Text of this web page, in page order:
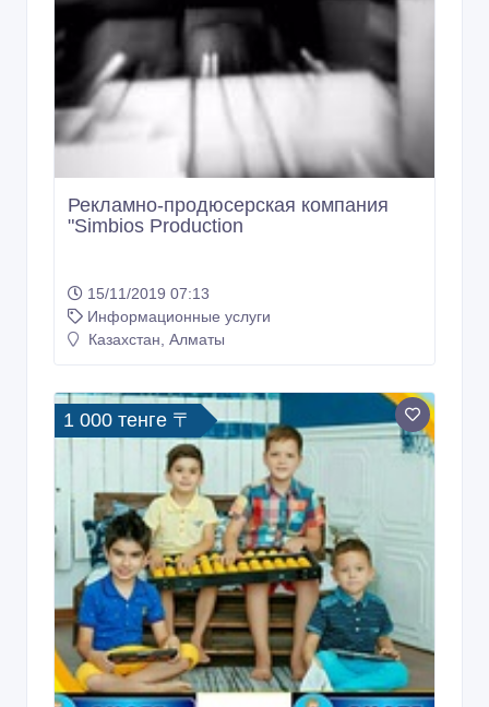
Рекламно-продюсерская компания
"Simbios Production
15/11/2019 07:13
Информационные услуги
Казахстан, Алматы
1 000 тенге 〒